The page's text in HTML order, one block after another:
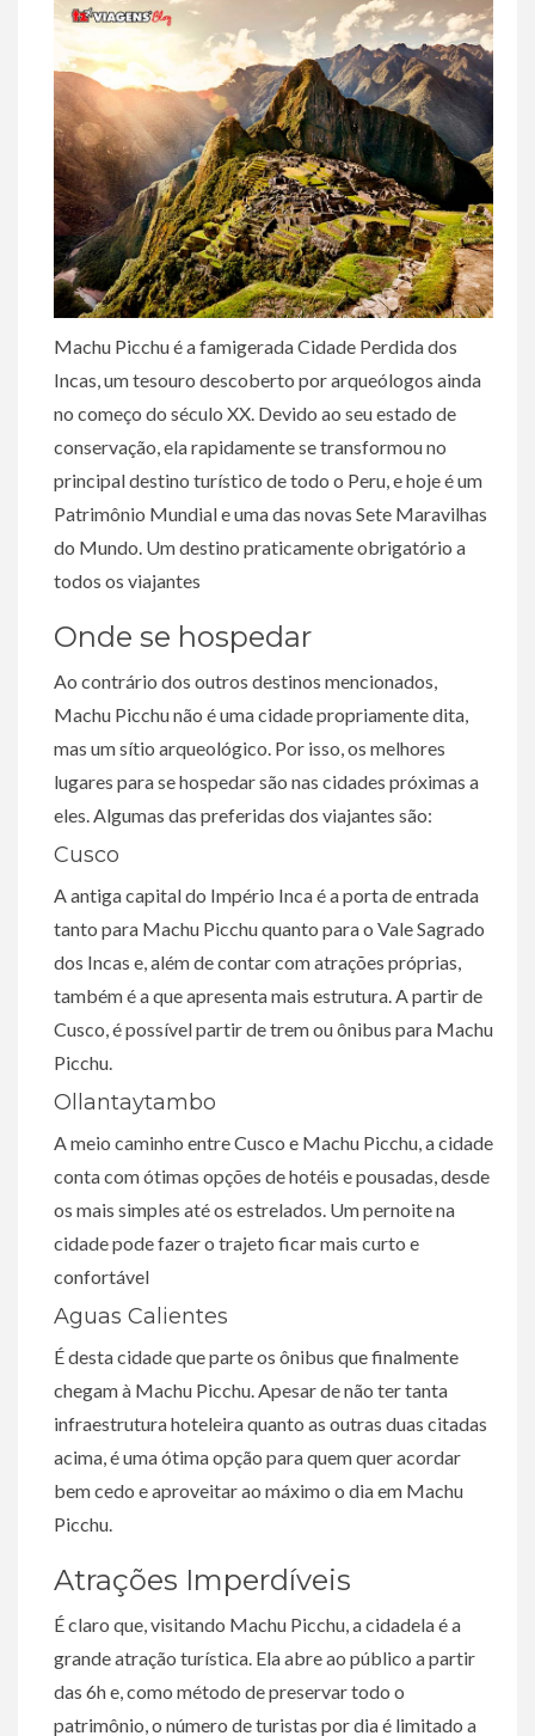
Machu Picchu é a famigerada Cidade Perdida dos
Incas, um tesouro descoberto por arqueólogos ainda
no começo do século XX. Devido ao seu estado de
conservação, ela rapidamente se transformou no
principal destino turístico de todo o Peru, e hoje é um
Patrimônio Mundial e uma das novas Sete Maravilhas
do Mundo. Um destino praticamente obrigatório a
todos os viajantes
Onde se hospedar
Ao contrário dos outros destinos mencionados,
Machu Picchu não é uma cidade propriamente dita,
mas um sítio arqueológico. Por isso, os melhores
lugares para se hospedar são nas cidades próximas a
eles. Algumas das preferidas dos viajantes são:
Cusco
A antiga capital do Império Inca é a porta de entrada
tanto para Machu Picchu quanto para o Vale Sagrado
dos Incas e, além de contar com atrações próprias,
também é a que apresenta mais estrutura. A partir de
Cusco, é possível partir de trem ou ônibus para Machu
Picchu.
Ollantaytambo
A meio caminho entre Cusco e Machu Picchu, a cidade
conta com ótimas opções de hotéis e pousadas, desde
os mais simples até os estrelados. Um pernoite na
cidade pode fazer o trajeto ficar mais curto e
confortável
Aguas Calientes
É desta cidade que parte os ônibus que finalmente
chegam à Machu Picchu. Apesar de não ter tanta
infraestrutura hoteleira quanto as outras duas citadas
acima, é uma ótima opção para quem quer acordar
bem cedo e aproveitar ao máximo o dia em Machu
Picchu.
Atrações Imperdíveis
É claro que, visitando Machu Picchu, a cidadela é a
grande atração turística. Ela abre ao público a partir
das 6h e, como método de preservar todo o
patrimônio, o número de turistas por dia é limitado a